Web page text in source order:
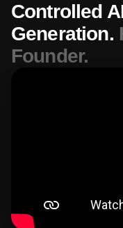
Controlled
Generation.
Founder.